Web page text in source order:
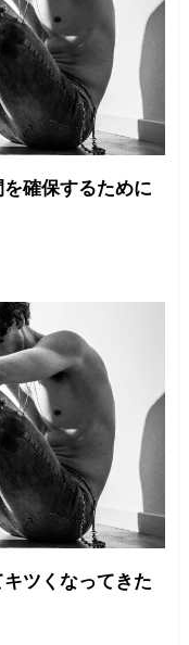
を確保するために
キツくなってきた